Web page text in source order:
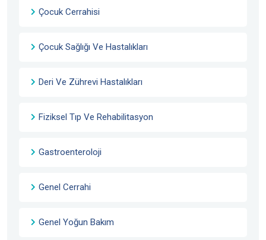
Çocuk Cerrahisi
Çocuk Sağlığı Ve Hastalıkları
Deri Ve Zührevi Hastalıkları
Fiziksel Tıp Ve Rehabilitasyon
Gastroenteroloji
Genel Cerrahi
Genel Yoğun Bakım